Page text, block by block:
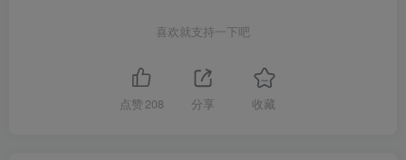
喜欢就支持一下吧
点赞 208 分享 收藏